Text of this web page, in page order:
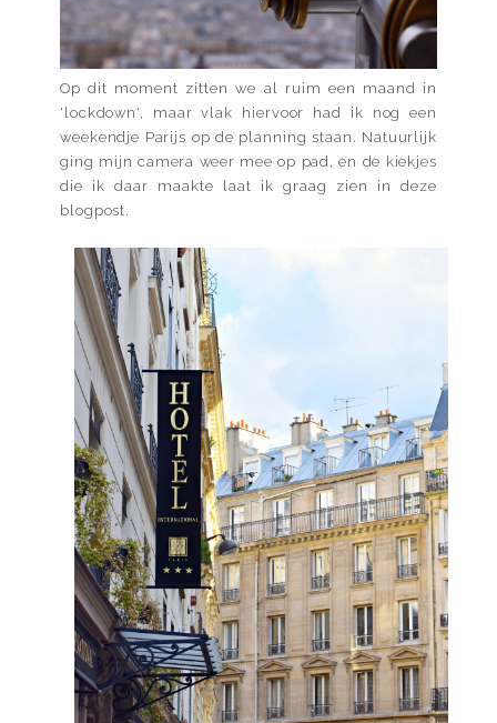
Op dit moment zitten we al ruim een maand in
'lockdown', maar vlak hiervoor had ik nog een
weekendje Parijs op de planning staan. Natuurlijk
ging mijn camera weer mee op pad, en de kiekjes
die ik daar maakte laat ik graag zien in deze
blogpost.